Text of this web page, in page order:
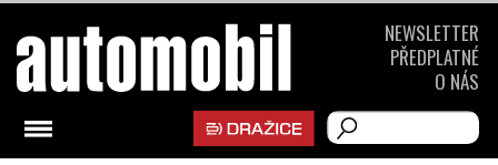
NEWSLETTER
PŘEDPLATNÉ
O NÁS